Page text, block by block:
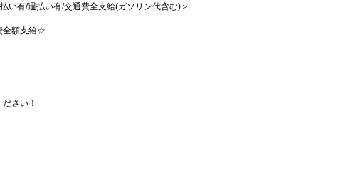
有/週払い有/交通費全支給(ガソリン代含む)＞
全額支給☆
さい！